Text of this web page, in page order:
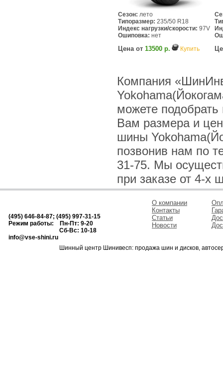
Сезон: лето
Типоразмер: 235/50 R18
Индекс нагрузки/скорости: 97V
Ошиповка: нет
Цена от 13500 р. Купить
Компания
можете
Вам размера и
шины
позвонив нам по
31-75. Мы
при заказе от 4-х
(495) 646-84-87; (495) 997-31-15
Режим работы: Пн-Пт: 9-20
Сб-Вс: 10-18
info@vse-shini.ru
О компании
Контакты
Статьи
Новости
Шинный центр Шинивесп: продажа шин и дисков,